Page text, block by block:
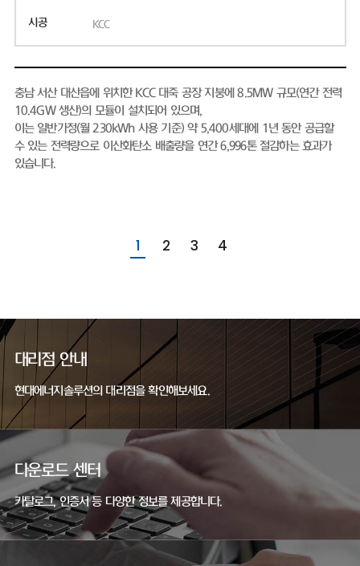
시공 KCC
충남 서산 대산읍에 위치한 KCC 대죽 공장 지붕에 8.5MW 규모(연간 전력
10.4GW 생산)의 모듈이 설치되어 있으며,
이는 일반가정(월 230kWh 사용 기준) 약 5,400세대에 1년 동안 공급할
수 있는 전력량으로 이산화탄소 배출량을 연간 6,996톤 절감하는 효과가
있습니다.
1 2 3 4
대리점 안내
현대에너지솔루션의 대리점을 확인해보세요.
다운로드 센터
카탈로그, 인증서 등 다양한 정보를 제공합니다.